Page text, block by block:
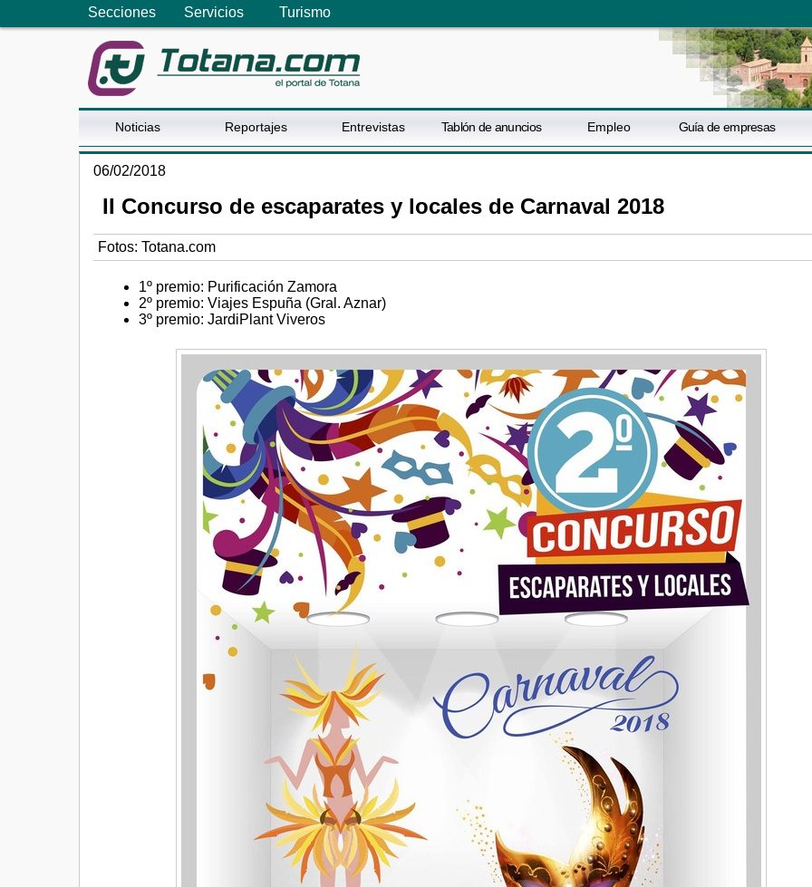
Secciones Servicios Turismo
Noticias Reportajes Entrevistas Tablón de anuncios Empleo Guía de empresas
06/02/2018
II Concurso de escaparates y locales de Carnaval 2018
Fotos: Totana.com
1º premio: Purificación Zamora
2º premio: Viajes Espuña (Gral. Aznar)
3º premio: JardiPlant Viveros